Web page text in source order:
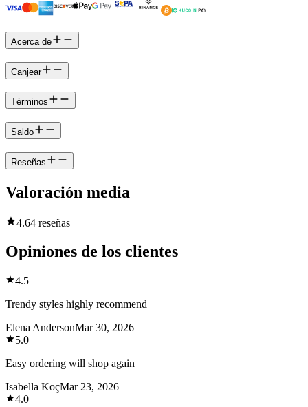
Acerca de
Canjear
Términos
Saldo
Reseñas
Valoración media
4.64 reseñas
Opiniones de los clientes
4.5
Trendy styles highly recommend
Elena AndersonMar 30, 2026
5.0
Easy ordering will shop again
Isabella KoçMar 23, 2026
4.0